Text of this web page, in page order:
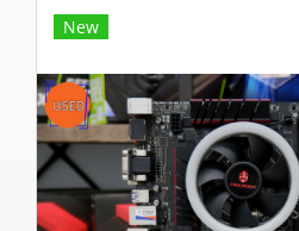
New